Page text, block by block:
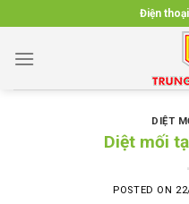
to
content
Điện
DIỆT
Diệt mối
POSTED ON